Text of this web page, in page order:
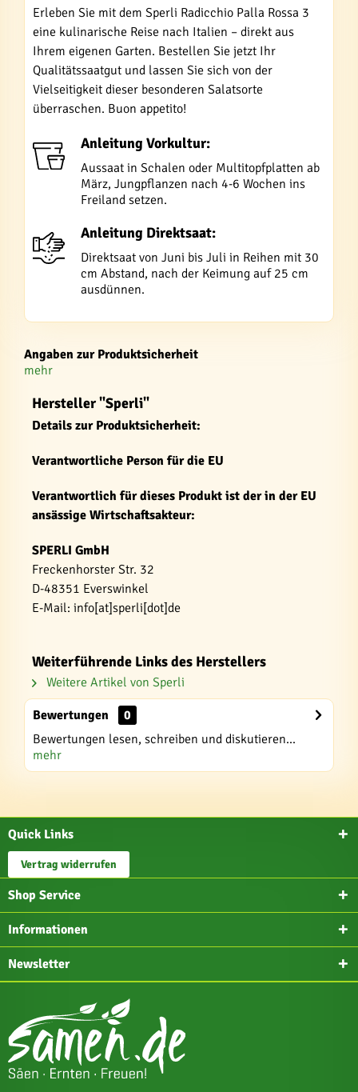
Erleben Sie mit dem Sperli Radicchio Palla Rossa 3
eine kulinarische Reise nach Italien – direkt aus
Ihrem eigenen Garten. Bestellen Sie jetzt Ihr
Qualitätssaatgut und lassen Sie sich von der
Vielseitigkeit dieser besonderen Salatsorte
überraschen. Buon appetito!
Anleitung Vorkultur:
Aussaat in Schalen oder Multitopfplatten ab
März, Jungpflanzen nach 4-6 Wochen ins
Freiland setzen.
Anleitung Direktsaat:
Direktsaat von Juni bis Juli in Reihen mit 30
cm Abstand, nach der Keimung auf 25 cm
ausdünnen.
Angaben zur Produktsicherheit
mehr
Hersteller "Sperli"
Details zur Produktsicherheit:
Verantwortliche Person für die EU
Verantwortlich für dieses Produkt ist der in der EU
ansässige Wirtschaftsakteur:
SPERLI GmbH
Freckenhorster Str. 32
D-48351 Everswinkel
E-Mail: info[at]sperli[dot]de
Weiterführende Links des Herstellers
Weitere Artikel von Sperli
Bewertungen
0
Bewertungen lesen, schreiben und diskutieren...
mehr
Quick Links
Vertrag widerrufen
Shop Service
Informationen
Newsletter